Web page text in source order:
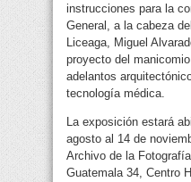
instrucciones para la
General, a la cabeza
Liceaga, Miguel
proyecto del
adelantos
tecnología médica.
La exposición estará
agosto al 14 de
Archivo de la
Guatemala 34, Centro